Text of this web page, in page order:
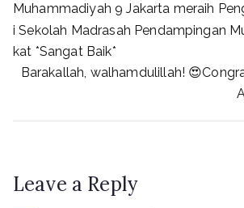
Muhammadiyah 9 Jakarta meraih
i Sekolah Madrasah Pendampingan
kat *Sangat Baik*
Barakallah, walhamdulillah!
Leave a Reply